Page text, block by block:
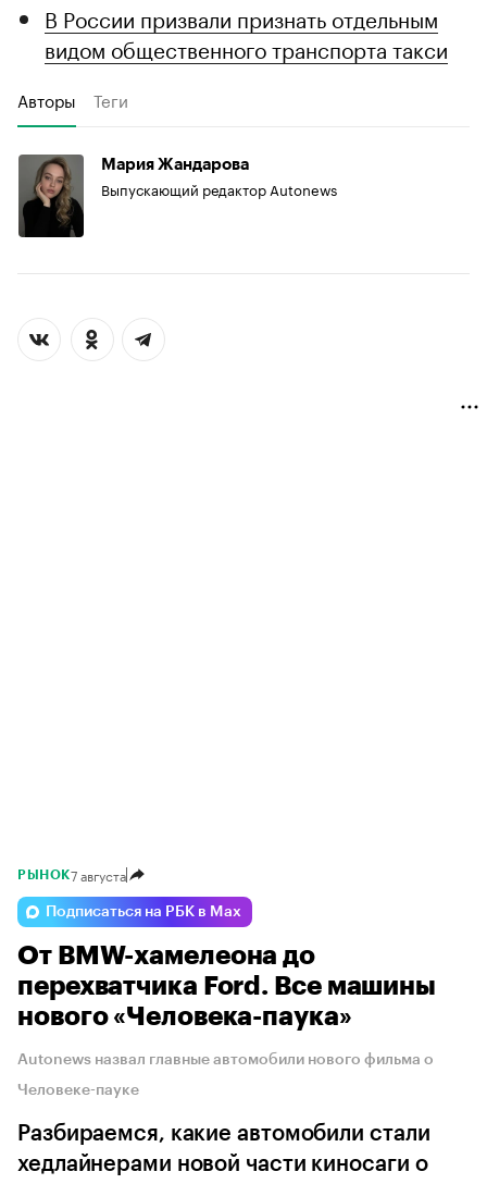
В России призвали признать отдельным
видом общественного транспорта такси
Авторы Теги
Мария Жандарова
Выпускающий редактор Autonews
РЫНОК7 августа
Подписаться на РБК в Max
От BMW-хамелеона до
перехватчика Ford. Все машины
нового «Человека-паука»
Autonews назвал главные автомобили нового фильма о
Человеке-пауке
Разбираемся, какие автомобили стали
хедлайнерами новой части киносаги о